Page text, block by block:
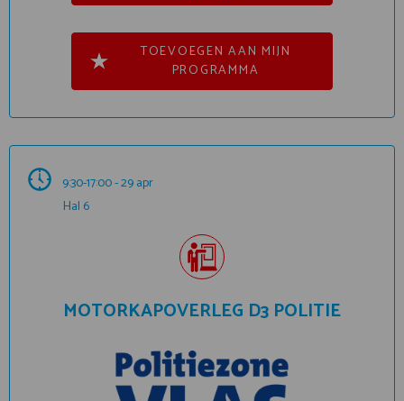
TOEVOEGEN AAN MIJN
PROGRAMMA
9:30-17:00 - 29 apr
Hal 6
MOTORKAPOVERLEG D3 POLITIE